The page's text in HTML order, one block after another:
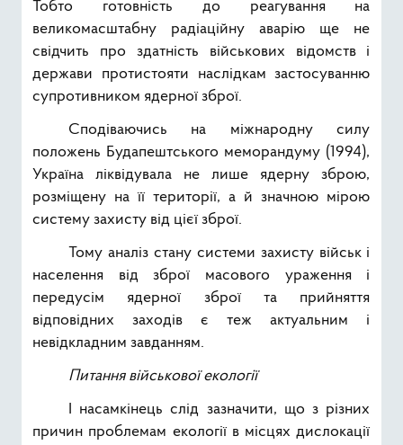
Тобто готовність до реагування на
великомасштабну радіаційну аварію ще не
свідчить про здатність військових відомств і
держави протистояти наслідкам застосуванню
супротивником ядерної зброї.
Сподіваючись на міжнародну силу
положень Будапештського меморандуму (1994),
Україна ліквідувала не лише ядерну зброю,
розміщену на її території, а й значною мірою
систему захисту від цієї зброї.
Тому аналіз стану системи захисту військ і
населення від зброї масового ураження і
передусім ядерної зброї та прийняття
відповідних заходів є теж актуальним і
невідкладним завданням.
Питання військової екології
І насамкінець слід зазначити, що з різних
причин проблемам екології в місцях дислокації